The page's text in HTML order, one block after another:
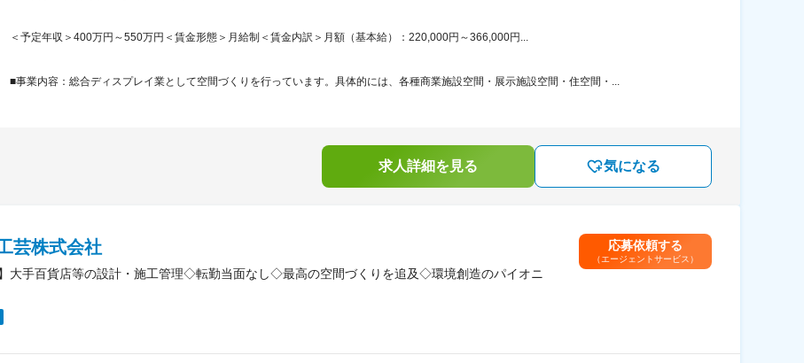
＜予定年収＞400万円～550万円＜賃金形態＞月給制＜賃金内訳＞月額（基本給）：220,000円～366,000円...
■事業内容：総合ディスプレイ業として空間づくりを行っています。具体的には、各種商業施設空間・展示施設空間・住空間・...
求人詳細を見る 気になる
芸株式会社
】大手百貨店等の設計・施工管理◇転勤当面なし◇最高の空間づくりを追及◇環境創造のパイオニ
応募依頼する
（エージェントサービス）